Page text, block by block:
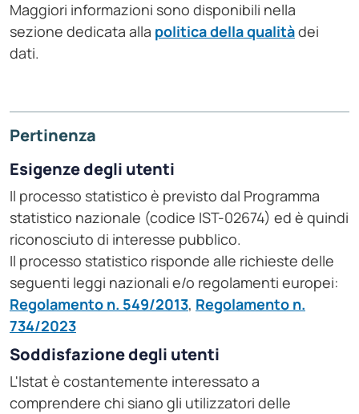
Maggiori informazioni sono disponibili nella
sezione dedicata alla politica della qualitàdei
dati.
Pertinenza
Esigenze degli utenti
Il processo statistico è previsto dal Programma
statistico nazionale (codice IST-02674) ed è quindi
riconosciuto di interesse pubblico.
Il processo statistico risponde alle richieste delle
seguenti leggi nazionali e/o regolamenti europei:
Regolamento n. 549/2013, Regolamento n.
734/2023
Soddisfazione degli utenti
L'Istat è costantemente interessato a
comprendere chi siano gli utilizzatori delle